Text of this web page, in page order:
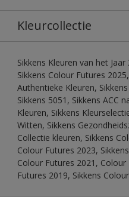
Kleurcollectie
Sikkens Kleuren van het
Sikkens Colour Futures
Authentieke Kleuren,
Sikkens 5051, Sikkens ACC
Kleuren, Sikkens
Witten, Sikkens
Collectie kleuren, Sikkens
Colour Futures 2023,
Colour Futures 2021,
Futures 2019, Sikkens